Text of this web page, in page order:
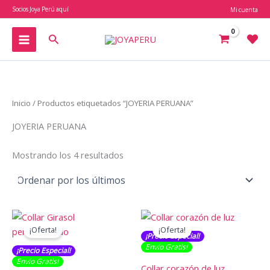
al
contenido
Socios Joya Perú aquí Mi cuenta
Buscar
Inicio / Productos etiquetados “JOYERIA PERUANA”
JOYERIA PERUANA
Mostrando los 4 resultados
últimos
¡Precio Especial!
Envío Gratis​​​!
¡Oferta!
¡Precio Especial!
Envío Gratis​​​!
¡Oferta!